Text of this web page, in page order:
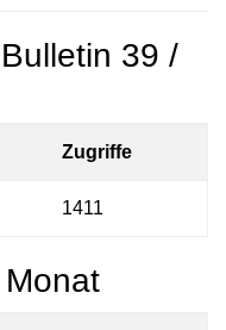
39 /
Zugriffe
1411